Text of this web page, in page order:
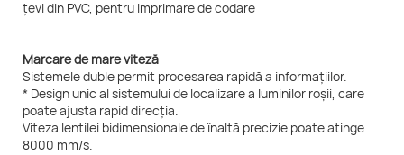
Marcare de mare viteză
Sistemele duble permit procesarea rapidă a informațiilor.
* Design unic al sistemului de localizare a luminilor roșii, care
poate ajusta rapid direcția.
Viteza lentilei bidimensionale de înaltă precizie poate atinge
8000 mm/s.